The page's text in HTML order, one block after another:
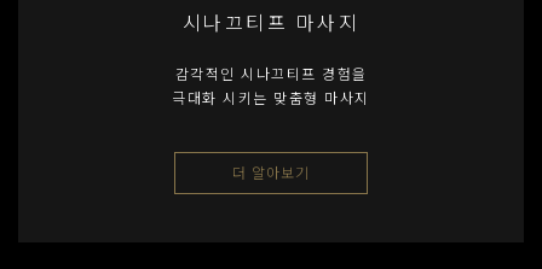
시나끄티프 마사지
감각적인 시나끄티프 경험을
극대화 시키는 맞춤형 마사지
더 알아보기